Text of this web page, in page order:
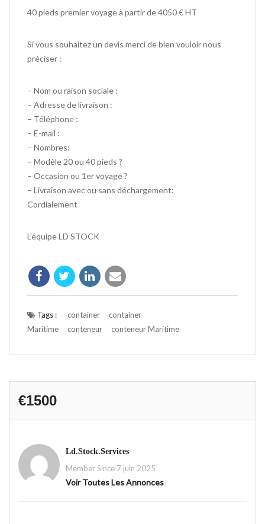
40 pieds premier voyage à partir de 4050 € HT
Si vous souhaitez un devis merci de bien vouloir nous
préciser :
– Nom ou raison sociale :
– Adresse de livraison :
– Téléphone :
– E-mail :
– Nombres:
– Modèle 20 ou 40 pieds ?
– Occasion ou 1er voyage ?
– Livraison avec ou sans déchargement:
Cordialement
L’équipe LD STOCK
Tags : container
container
Maritime
conteneur conteneur Maritime
€1500
Ld.stock.services
Member Since 7 juin 2025
Voir Toutes Les Annonces